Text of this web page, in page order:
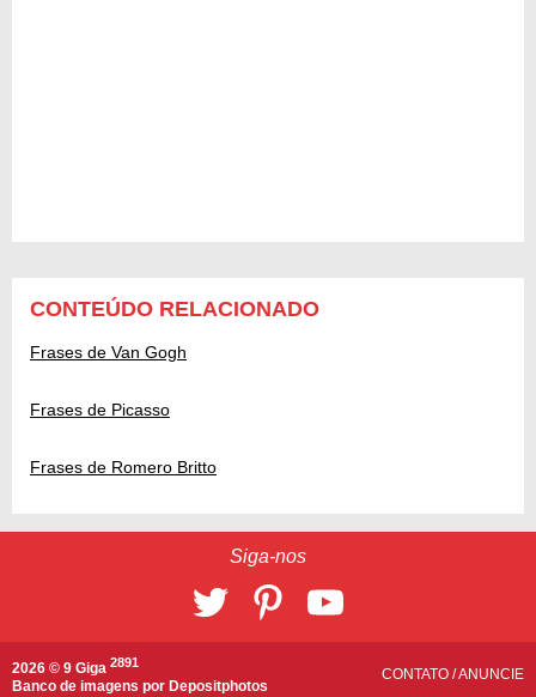
CONTEÚDO RELACIONADO
Frases de Van Gogh
Frases de Picasso
Frases de Romero Britto
Siga-nos
2026 © 9 Giga 2891
Banco de imagens por Depositphotos
CONTATO /ANUNCIE